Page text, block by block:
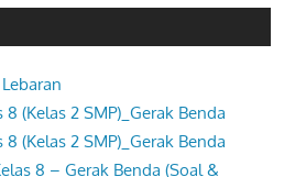
8 (Kelas 2 SMP)_Gerak Benda
8 (Kelas 2 SMP)_Gerak Benda
8 – Gerak Benda (Soal &